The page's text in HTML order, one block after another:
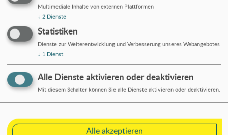
Kontakt
Multimediale Inhalte von externen Plattformen
↓ 2 Dienste
Statistiken
Dienste zur Weiterentwicklung und Verbesserung unseres Webangebotes
↓ 1 Dienst
Alle Dienste aktivieren oder deaktivieren
Mit diesem Schalter können Sie alle Dienste aktivieren oder deaktivieren.
Alle akzeptieren